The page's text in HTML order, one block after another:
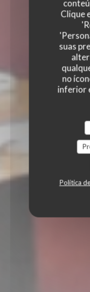
Clique
suas
no
inferior
Política